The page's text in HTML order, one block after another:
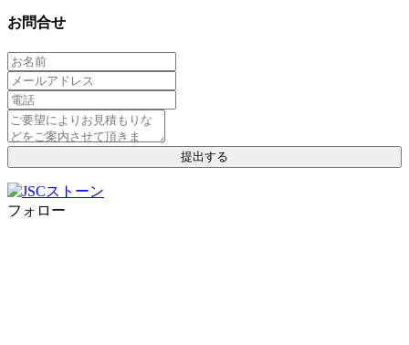
お問合せ
フォロー